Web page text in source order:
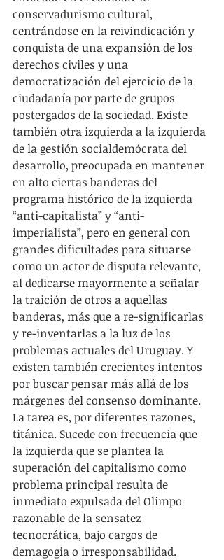
conservadurismo cultural,
centrándose en la reivindicación y
conquista de una expansión de los
derechos civiles y una
democratización del ejercicio de la
ciudadanía por parte de grupos
postergados de la sociedad. Existe
también otra izquierda a la izquierda
de la gestión socialdemócrata del
desarrollo, preocupada en mantener
en alto ciertas banderas del
programa histórico de la izquierda
“anti-capitalista” y “anti-
imperialista”, pero en general con
grandes dificultades para situarse
como un actor de disputa relevante,
al dedicarse mayormente a señalar
la traición de otros a aquellas
banderas, más que a re-significarlas
y re-inventarlas a la luz de los
problemas actuales del Uruguay. Y
existen también crecientes intentos
por buscar pensar más allá de los
márgenes del consenso dominante.
La tarea es, por diferentes razones,
titánica. Sucede con frecuencia que
la izquierda que se plantea la
superación del capitalismo como
problema principal resulta de
inmediato expulsada del Olimpo
razonable de la sensatez
tecnocrática, bajo cargos de
demagogia o irresponsabilidad.